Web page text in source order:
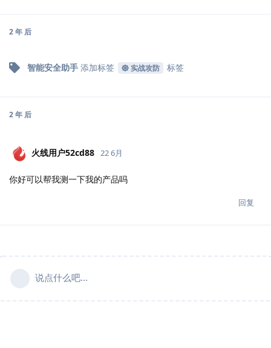
2 年 后
智能安全助手 添加标签 实战攻防 标签
2 年 后
火线用户52cd88 22 6月
你好可以帮我测一下我的产品吗
回复
说点什么吧...